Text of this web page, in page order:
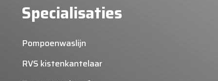
Specialisaties
Pompoenwaslijn
RVS kistenkantelaar